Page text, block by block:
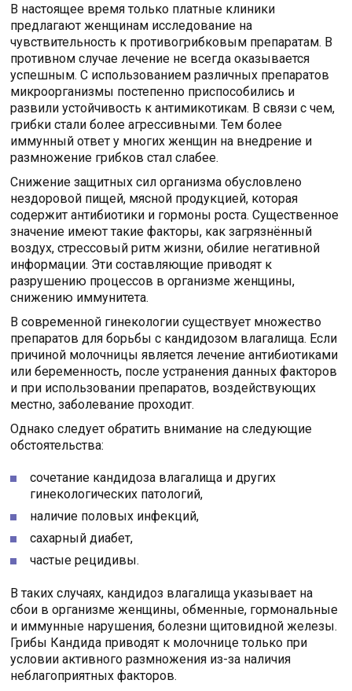
В настоящее время только платные клиники
предлагают женщинам исследование на
чувствительность к противогрибковым препаратам. В
противном случае лечение не всегда оказывается
успешным. С использованием различных препаратов
микроорганизмы постепенно приспособились и
развили устойчивость к антимикотикам. В связи с чем,
грибки стали более агрессивными. Тем более
иммунный ответ у многих женщин на внедрение и
размножение грибков стал слабее.
Снижение защитных сил организма обусловлено
нездоровой пищей, мясной продукцией, которая
содержит антибиотики и гормоны роста. Существенное
значение имеют такие факторы, как загрязнённый
воздух, стрессовый ритм жизни, обилие негативной
информации. Эти составляющие приводят к
разрушению процессов в организме женщины,
снижению иммунитета.
В современной гинекологии существует множество
препаратов для борьбы с кандидозом влагалища. Если
причиной молочницы является лечение антибиотиками
или беременность, после устранения данных факторов
и при использовании препаратов, воздействующих
местно, заболевание проходит.
Однако следует обратить внимание на следующие
обстоятельства:
сочетание кандидоза влагалища и других
гинекологических патологий,
наличие половых инфекций,
сахарный диабет,
частые рецидивы.
В таких случаях, кандидоз влагалища указывает на
сбои в организме женщины, обменные, гормональные
и иммунные нарушения, болезни щитовидной железы.
Грибы Кандида приводят к молочнице только при
условии активного размножения из-за наличия
неблагоприятных факторов.